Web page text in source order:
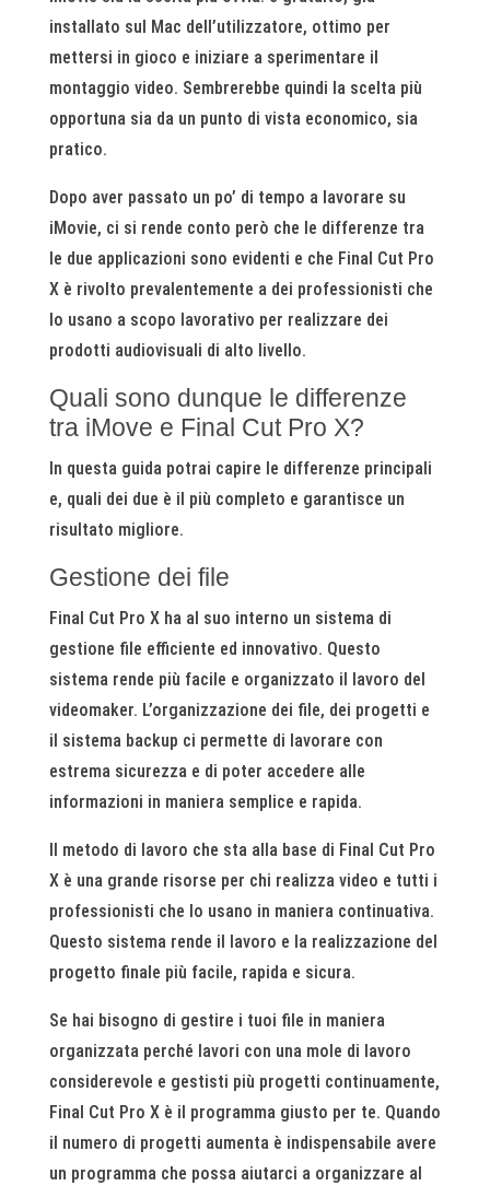
installato sul Mac dell’utilizzatore, ottimo per
mettersi in gioco e iniziare a sperimentare il
montaggio video. Sembrerebbe quindi la scelta più
opportuna sia da un punto di vista economico, sia
pratico.
Dopo aver passato un po’ di tempo a lavorare su
iMovie, ci si rende conto però che le differenze tra
le due applicazioni sono evidenti e che Final Cut Pro
X è rivolto prevalentemente a dei professionisti che
lo usano a scopo lavorativo per realizzare dei
prodotti audiovisuali di alto livello.
Quali sono dunque le differenze
tra iMove e Final Cut Pro X?
In questa guida potrai capire le differenze principali
e, quali dei due è il più completo e garantisce un
risultato migliore.
Gestione dei file
Final Cut Pro X ha al suo interno un sistema di
gestione file efficiente ed innovativo. Questo
sistema rende più facile e organizzato il lavoro del
videomaker. L’organizzazione dei file, dei progetti e
il sistema backup ci permette di lavorare con
estrema sicurezza e di poter accedere alle
informazioni in maniera semplice e rapida.
Il metodo di lavoro che sta alla base di Final Cut Pro
X è una grande risorse per chi realizza video e tutti i
professionisti che lo usano in maniera continuativa.
Questo sistema rende il lavoro e la realizzazione del
progetto finale più facile, rapida e sicura.
Se hai bisogno di gestire i tuoi file in maniera
organizzata perché lavori con una mole di lavoro
considerevole e gestisti più progetti continuamente,
Final Cut Pro X è il programma giusto per te. Quando
il numero di progetti aumenta è indispensabile avere
un programma che possa aiutarci a organizzare al